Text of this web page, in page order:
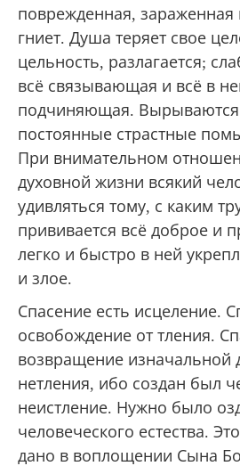
поврежденная, зараженная
гниет. Душа теряет свое
цельность, разлагается;
всё связывающая и всё в
подчиняющая.
постоянные страстные
При внимательном
духовной жизни всякий
удивляться тому, с каким
прививается всё доброе и
легко и быстро в ней
и злое.
Спасение есть исцеление.
освобождение от тления.
возвращение изначальной
нетления, ибо создан был
неистление. Нужно было
человеческого естества.
дано в воплощении Сына